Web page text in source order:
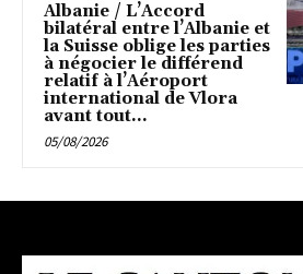
Albanie / L’Accord
bilatéral entre l’Albanie et
la Suisse oblige les parties
à négocier le différend
relatif à l’Aéroport
international de Vlora
avant tout...
05/08/2026